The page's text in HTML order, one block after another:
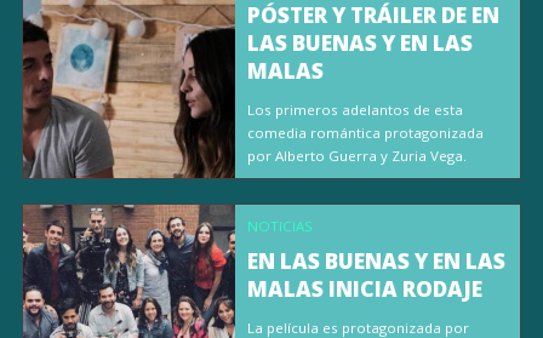
PÓSTER Y TRÁILER DE EN
LAS BUENAS Y EN LAS
MALAS
Los primeros adelantos de esta
comedia romántica protagonizada
por Alberto Guerra y Zuria Vega.
NOTICIAS
EN LAS BUENAS Y EN LAS
MALAS INICIA RODAJE
La película es protagonizada por